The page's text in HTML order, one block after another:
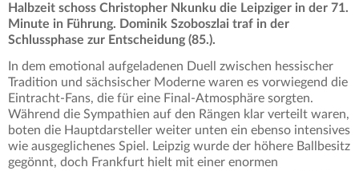
Halbzeit schoss Christopher Nkunku die Leipziger in der 71.
Minute in Führung. Dominik Szoboszlai traf in der
Schlussphase zur Entscheidung (85.).
In dem emotional aufgeladenen Duell zwischen hessischer
Tradition und sächsischer Moderne waren es vorwiegend die
Eintracht-Fans, die für eine Final-Atmosphäre sorgten.
Während die Sympathien auf den Rängen klar verteilt waren,
boten die Hauptdarsteller weiter unten ein ebenso intensives
wie ausgeglichenes Spiel. Leipzig wurde der höhere Ballbesitz
gegönnt, doch Frankfurt hielt mit einer enormen